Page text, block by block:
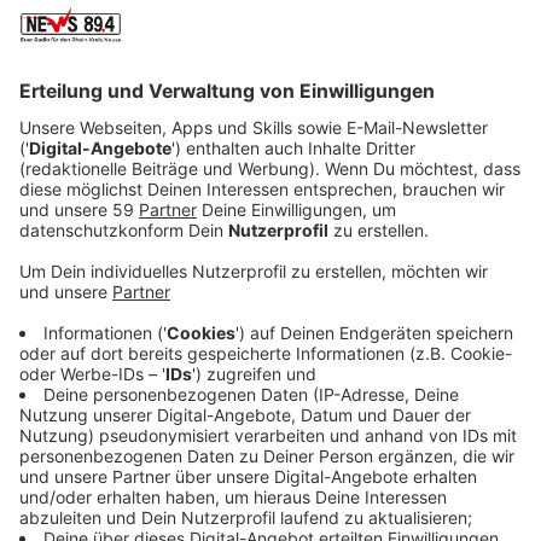
Anzeige
Die Tennisplätze im Rhein-Kreis Neuss werden jetzt so
schnell wie möglich wieder auf Vordermann gebracht.
Teilweise waren diese in der Kältewelle sogar zu
Eisflächen geworden. Jetzt sei die Nachfrage durch
die (eingeschränkte) Öffnung aber riesig, sagt der
Kreissportbund:
Anzeige